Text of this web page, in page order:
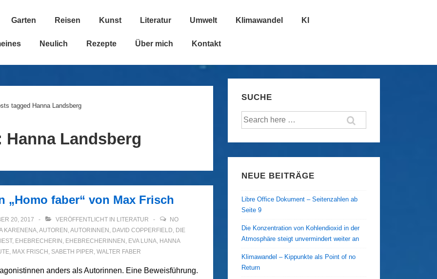
Garten Reisen Kunst Literatur Umwelt Klimawandel KI
Neulich Rezepte Über mich Kontakt
tagged Hanna Landsberg
Hanna Landsberg
„Homo faber“ von Max Frisch
20, 2017 VERÖFFENTLICHT IN LITERATUR
NO
KARENENA AUTOREN AUTORINNEN DAVID COPPERFIELD DIE
, EHEBRECHERIN EHEBRECHERINNEN EVA LUNA HANNA
MAX FRISCH SABETH PIPER WALTER FABER
anders als Autorinnen. Eine Beweisführung.
SUCHE
Suche
nach:
NEUE BEITRÄGE
Libre Office Dokument – Seitenzahlen ab
Seite 9
Die Konzentration von Kohlendioxid in der
Atmosphäre steigt unvermindert weiter an
Klimawandel – Kippunkte als Point of no
Return